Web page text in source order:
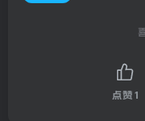
点赞 1